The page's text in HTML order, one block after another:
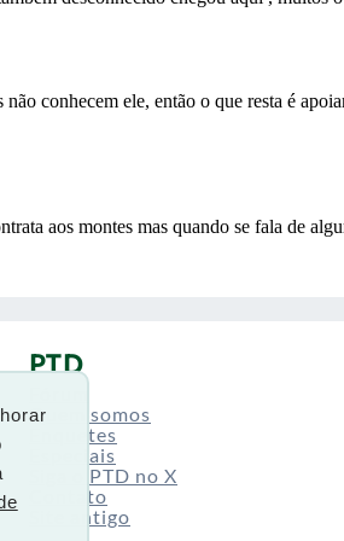
PTD
Quem somos
Enquetes
Especiais
Siga o PTD no X
Contato
Site antigo